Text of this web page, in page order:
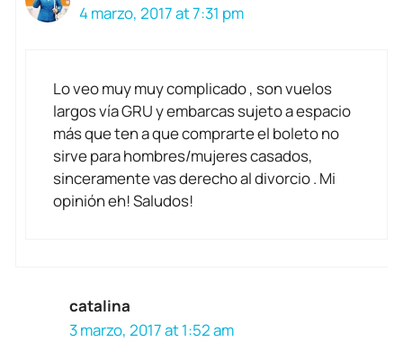
4 marzo, 2017 at 7:31 pm
Lo veo muy muy complicado , son vuelos
largos vía GRU y embarcas sujeto a espacio
más que ten a que comprarte el boleto no
sirve para hombres/mujeres casados,
sinceramente vas derecho al divorcio . Mi
opinión eh! Saludos!
catalina
3 marzo, 2017 at 1:52 am